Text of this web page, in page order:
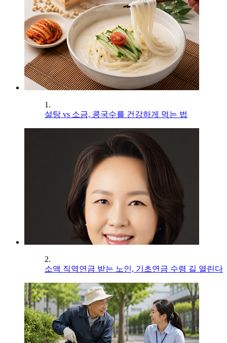
1.
설탕 vs 소금, 콩국수를 건강하게 먹는 법
2.
소액 직역연금 받는 노인, 기초연금 수령 길 열린다